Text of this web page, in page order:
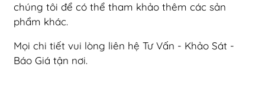
chúng tôi để có thể tham khảo thêm các sản
phẩm khác.
Mọi chi tiết vui lòng liên hệ Tư Vấn - Khảo Sát -
Báo Giá tận nơi.